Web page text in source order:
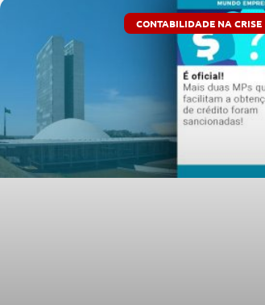
CONTABILIDADE NA CRISE